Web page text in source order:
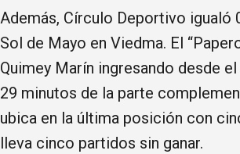
Además, Círculo Deportivo igualó
Sol de Mayo en Viedma. El
Quimey Marín ingresando desde
29 minutos de la parte
ubica en la última posición con
lleva cinco partidos sin ganar.